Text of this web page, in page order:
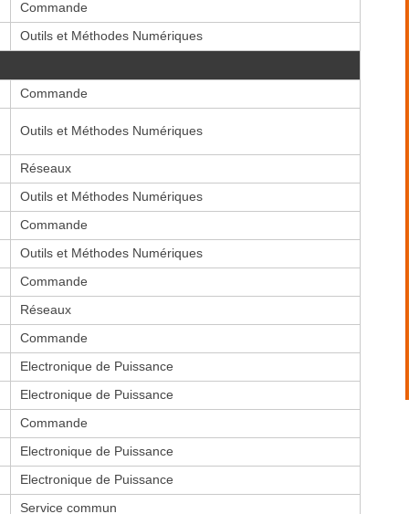
Commande
Outils et Méthodes Numériques
Commande
Outils et Méthodes Numériques
Réseaux
Outils et Méthodes Numériques
Commande
Outils et Méthodes Numériques
Commande
Réseaux
Commande
Electronique de Puissance
Electronique de Puissance
Commande
Electronique de Puissance
Electronique de Puissance
Service commun